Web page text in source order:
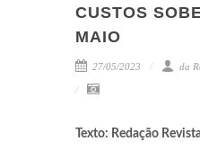
CUSTOS
MAIO
27/05/2023 da
Texto: Redação